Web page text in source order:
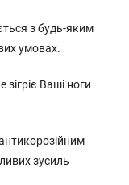
з будь-яким
умовах.
Ваші ноги
зусиль